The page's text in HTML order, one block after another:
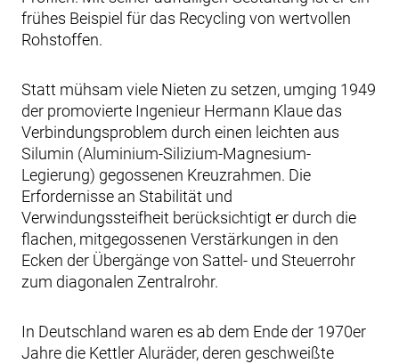
frühes Beispiel für das Recycling von wertvollen
Rohstoffen.
Statt mühsam viele Nieten zu setzen, umging 1949
der promovierte Ingenieur Hermann Klaue das
Verbindungsproblem durch einen leichten aus
Silumin (Aluminium-Silizium-Magnesium-
Legierung) gegossenen Kreuzrahmen. Die
Erfordernisse an Stabilität und
Verwindungssteifheit berücksichtigt er durch die
flachen, mitgegossenen Verstärkungen in den
Ecken der Übergänge von Sattel- und Steuerrohr
zum diagonalen Zentralrohr.
In Deutschland waren es ab dem Ende der 1970er
Jahre die Kettler Aluräder, deren geschweißte